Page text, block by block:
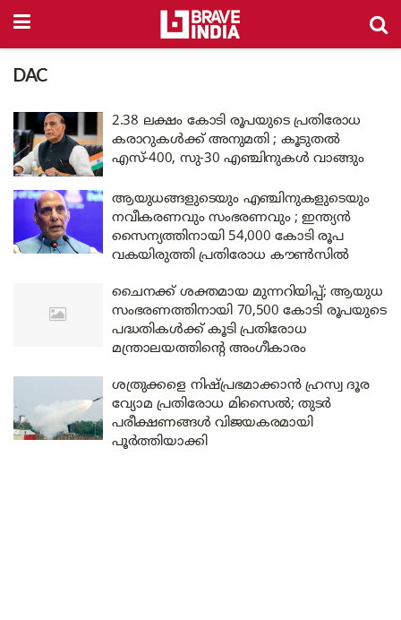
DAC
2.38 ലക്ഷം കോടി രൂപയുടെ പ്രതിരോധ
കരാറുകൾക്ക് അനുമതി ; കൂടുതൽ
എസ്-400, സു-30 എഞ്ചിനുകൾ വാങ്ങും
ആയുധങ്ങളുടെയും എഞ്ചിനുകളുടെയും
നവീകരണവും സംഭരണവും ; ഇന്ത്യൻ
സൈന്യത്തിനായി 54,000 കോടി രൂപ
വകയിരുത്തി പ്രതിരോധ കൗൺസിൽ
ചൈനക്ക് ശക്തമായ മുന്നറിയിപ്പ്; ആയുധ
സംഭരണത്തിനായി 70,500 കോടി രൂപയുടെ
പദ്ധതികൾക്ക് കൂടി പ്രതിരോധ
മന്ത്രാലയത്തിന്റെ അംഗീകാരം
ശത്രുക്കളെ നിഷ്പ്രഭമാക്കാൻ ഹ്രസ്വ ദൂര
വ്യോമ പ്രതിരോധ മിസൈൽ; തുടർ
പരീക്ഷണങ്ങൾ വിജയകരമായി
പൂർത്തിയാക്കി